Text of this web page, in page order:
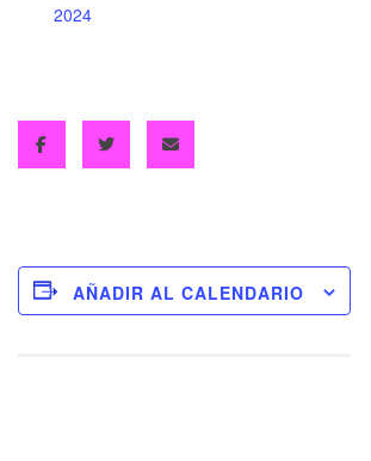
2024
AÑADIR AL CALENDARIO